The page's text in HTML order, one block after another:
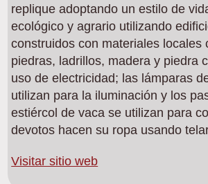
replique adoptando un estilo de
ecológico y agrario utilizando
construidos con materiales locales
piedras, ladrillos, madera y piedra
uso de electricidad; las lámparas
utilizan para la iluminación y los
estiércol de vaca se utilizan para
devotos hacen su ropa usando
Visitar sitio web